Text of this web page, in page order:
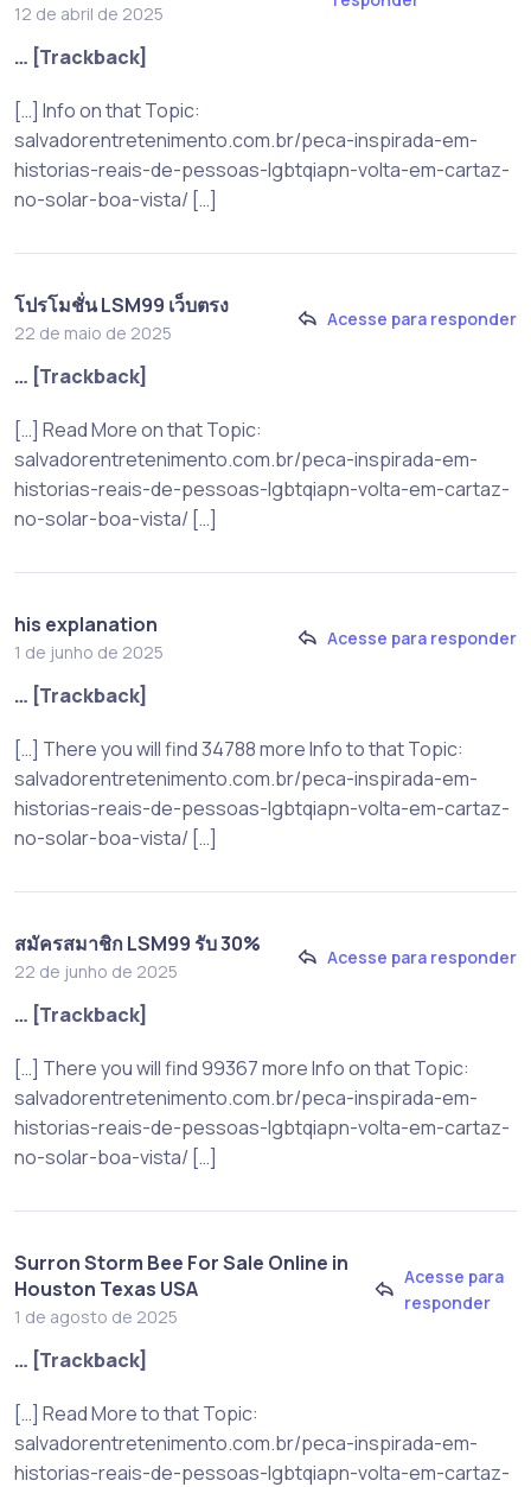
12 de abril de 2025
… [Trackback]
[…] Info on that Topic:
salvadorentretenimento.com.br/peca-inspirada-em-
historias-reais-de-pessoas-lgbtqiapn-volta-em-cartaz-
no-solar-boa-vista/ […]
โปรโมชั่น LSM99 เว็บตรง
22 de maio de 2025
Acesse para responder
… [Trackback]
[…] Read More on that Topic:
salvadorentretenimento.com.br/peca-inspirada-em-
historias-reais-de-pessoas-lgbtqiapn-volta-em-cartaz-
no-solar-boa-vista/ […]
his explanation
1 de junho de 2025
Acesse para responder
… [Trackback]
[…] There you will find 34788 more Info to that Topic:
salvadorentretenimento.com.br/peca-inspirada-em-
historias-reais-de-pessoas-lgbtqiapn-volta-em-cartaz-
no-solar-boa-vista/ […]
สมัครสมาชิก LSM99 รับ 30%
22 de junho de 2025
Acesse para responder
… [Trackback]
[…] There you will find 99367 more Info on that Topic:
salvadorentretenimento.com.br/peca-inspirada-em-
historias-reais-de-pessoas-lgbtqiapn-volta-em-cartaz-
no-solar-boa-vista/ […]
Surron Storm Bee For Sale Online in
Houston Texas USA
1 de agosto de 2025
Acesse para
responder
… [Trackback]
[…] Read More to that Topic:
salvadorentretenimento.com.br/peca-inspirada-em-
historias-reais-de-pessoas-lgbtqiapn-volta-em-cartaz-